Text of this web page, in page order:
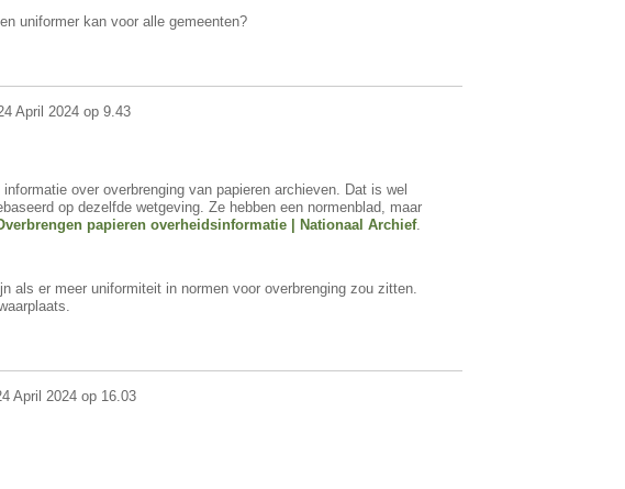
uniformer kan voor alle gemeenten?
April 2024 op 9.43
over overbrenging van papieren archieven. Dat is wel
op dezelfde wetgeving. Ze hebben een normenblad, maar
papieren overheidsinformatie | Nationaal Archief.
als er meer uniformiteit in normen voor overbrenging zou zitten.
April 2024 op 16.03